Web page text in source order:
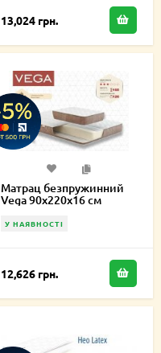
13,024 грн.
Матрац безпружинний
Vega 90х220х16 см
У НАЯВНОСТІ
12,626 грн.